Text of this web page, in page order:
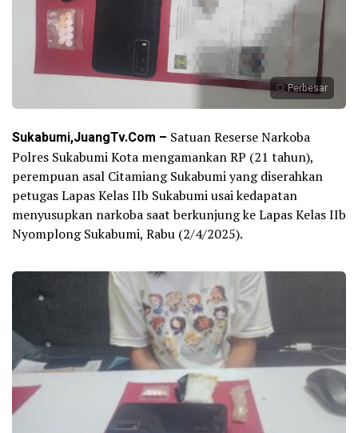
Perbesar
Sukabumi,JuangTv.Com – Satuan Reserse Narkoba
Polres Sukabumi Kota mengamankan RP (21 tahun),
perempuan asal Citamiang Sukabumi yang diserahkan
petugas Lapas Kelas IIb Sukabumi usai kedapatan
menyusupkan narkoba saat berkunjung ke Lapas Kelas IIb
Nyomplong Sukabumi, Rabu (2/4/2025).